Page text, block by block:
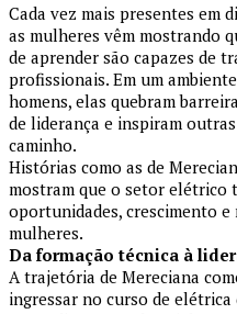
Cada vez mais presentes em
as mulheres vêm mostrando
de aprender são capazes de
profissionais. Em um
homens, elas quebram
de liderança e inspiram
caminho.
Histórias como as de
mostram que o setor elétrico
oportunidades, crescimento
mulheres.
Da formação técnica à
A trajetória de Mereciana
ingressar no curso de